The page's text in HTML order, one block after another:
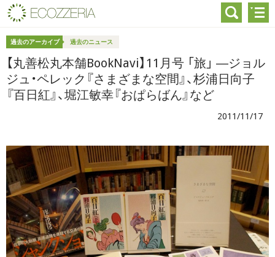
過去のアーカイブ 過去のニュース
【丸善松丸本舗BookNavi】11月号 「旅」 ―ジョル
ジュ・ペレック『さまざまな空間』、杉浦日向子
『百日紅』、堀江敏幸『おぱらばん』など
2011/11/17